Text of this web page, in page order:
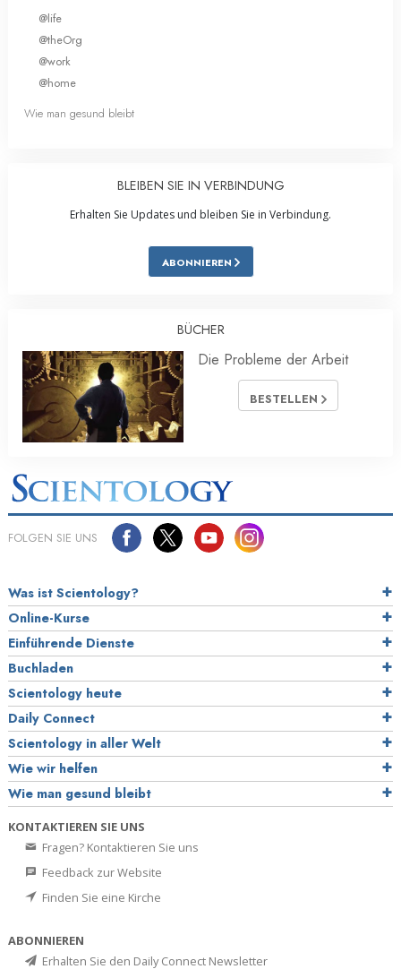
@life
@theOrg
@work
@home
Wie man gesund bleibt
BLEIBEN SIE IN VERBINDUNG
Erhalten Sie Updates und bleiben Sie in Verbindung.
ABONNIEREN
BÜCHER
Die Probleme der Arbeit
BESTELLEN
FOLGEN SIE UNS
Was ist Scientology?
Online-Kurse
Einführende Dienste
Buchladen
Scientology heute
Daily Connect
Scientology in aller Welt
Wie wir helfen
Wie man gesund bleibt
KONTAKTIEREN SIE UNS
Fragen? Kontaktieren Sie uns
Feedback zur Website
Finden Sie eine Kirche
ABONNIEREN
Erhalten Sie den Daily Connect Newsletter